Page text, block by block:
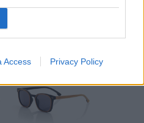
Access Privacy Policy